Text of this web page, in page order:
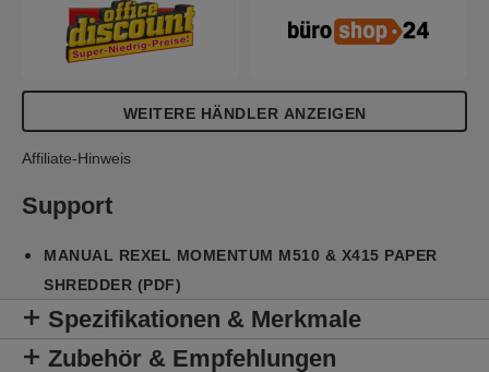
WEITERE HÄNDLER ANZEIGEN
Affiliate-Hinweis
Support
MANUAL REXEL MOMENTUM M510 & X415 PAPER
SHREDDER (PDF)
Spezifikationen & Merkmale
Zubehör & Empfehlungen